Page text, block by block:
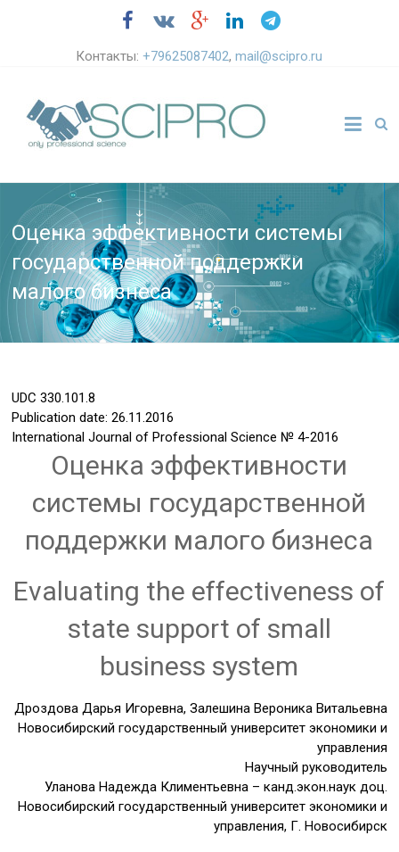
Контакты:+79625087402,mail@scipro.ru
Оценка эффективности системы
государственной поддержки
малого бизнеса
UDC330.101.8
Publication date: 26.11.2016
International Journal of Professional Science № 4-2016
Оценка эффективности
системы государственной
поддержки малого бизнеса
Evaluating the effectiveness of
state support of small
business system
Дроздова Дарья Игоревна, Залешина Вероника Витальевна
Новосибирский государственный университет экономики и
управления
Научный руководитель
Уланова Надежда Климентьевна – канд.экон.наук доц.
Новосибирский государственный университет экономики и
управления, Г. Новосибирск